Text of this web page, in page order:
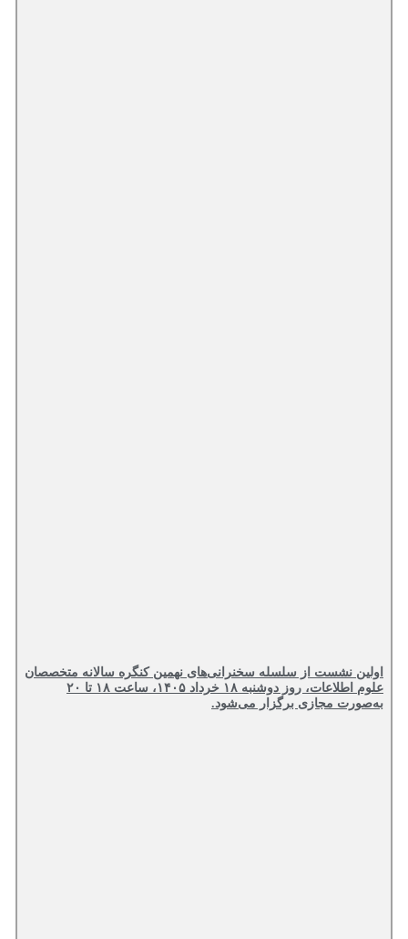
نشست از سلسله سخنرانی‌های نهمین کنگره سالانه متخصصان
علوم اطلاعات، روز دوشنبه ۱۸ خرداد ۱۴۰۵، ساعت ۱۸ تا ۲۰
مجازی برگزار می‌شود.